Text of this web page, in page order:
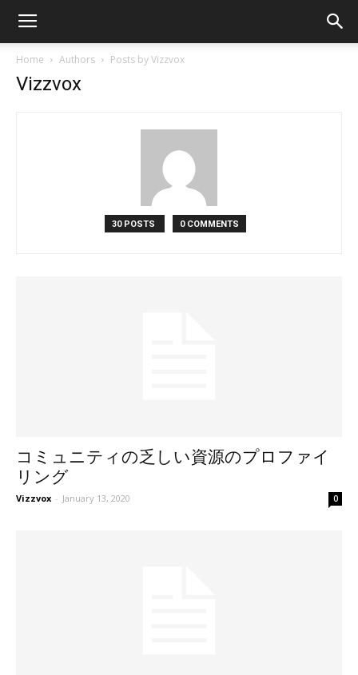
Home Authors Posts by Vizzvox
Vizzvox
30 POSTS 0 COMMENTS
コミュニティの乏しい資源のプロファイ
リング
Vizzvox - January 13, 2020 0